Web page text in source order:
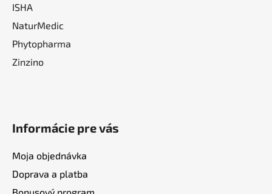
ISHA
NaturMedic
Phytopharma
Zinzino
Informácie pre vás
Moja objednávka
Doprava a platba